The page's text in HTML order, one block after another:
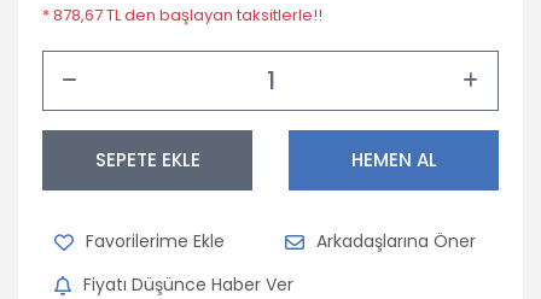
* 878,67 TL den başlayan taksitlerle!!
SEPETE EKLE HEMEN AL
Arkadaşlarına Öner
Fiyatı Düşünce Haber Ver